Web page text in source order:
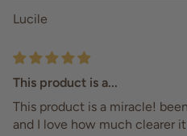
Lucile
This product is a...
This product is a miracle!
and I love how much clearer